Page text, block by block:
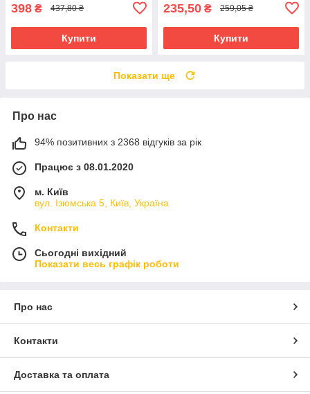
398 ₴ 437,80 ₴
Купити
235,50 ₴ 259,05 ₴
Купити
Показати ще
Про нас
94% позитивних з 2368 відгуків за рік
Працює з 08.01.2020
м. Київ
вул. Ізюмська 5, Київ, Україна
Контакти
Сьогодні вихідний
Показати весь графік роботи
Про нас
Контакти
Доставка та оплата